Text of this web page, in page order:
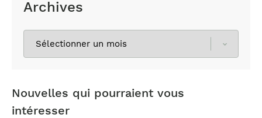
Archives
Nouvelles qui pourraient vous
intéresser